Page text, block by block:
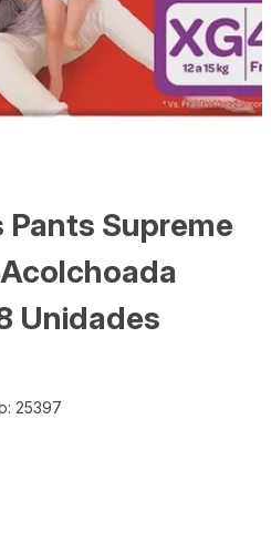
Pants Supreme
Unidades
25397